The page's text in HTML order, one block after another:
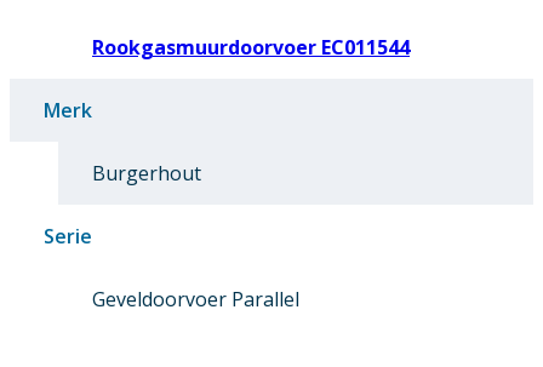
Rookgasmuurdoorvoer EC011544
Merk
Burgerhout
Serie
Geveldoorvoer Parallel